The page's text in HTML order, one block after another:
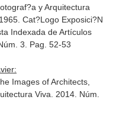
y Arquitectura
Cat?Logo Exposici?N
Indexada de Artículos
3. Pag. 52-53
Images of Architects,
Viva . 2014. Núm.